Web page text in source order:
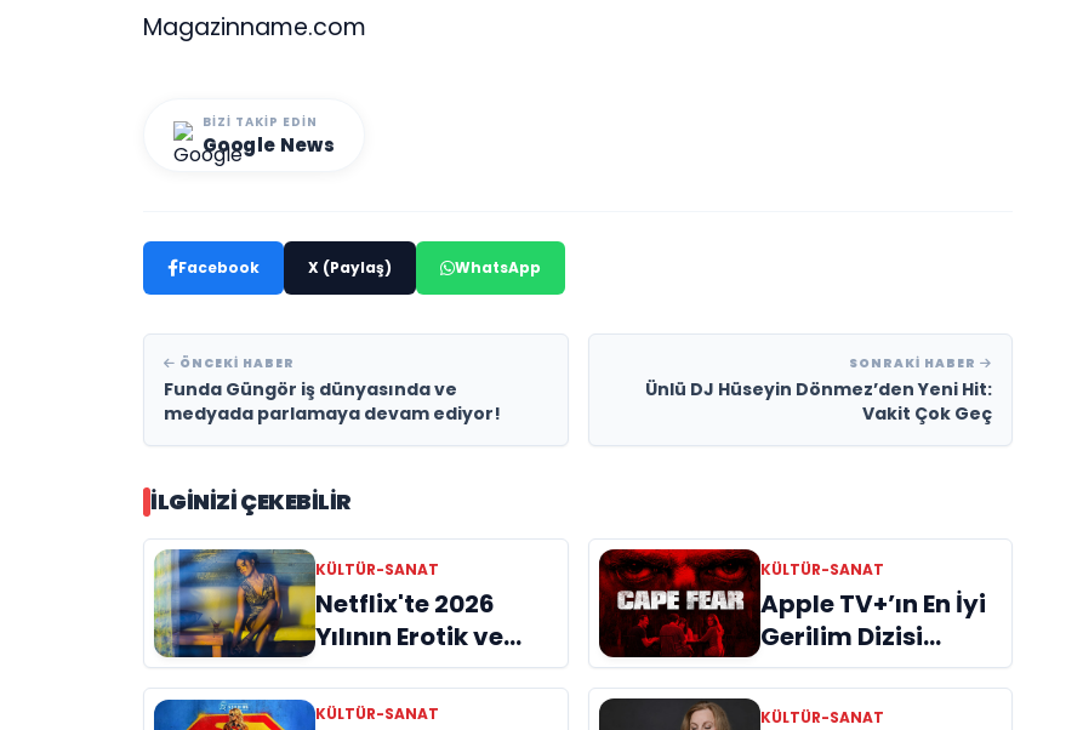
Magazinname.com
BIZI TAKIP EDIN
Google News
Facebook X (Paylaş) WhatsApp
ÖNCEKI HABER
Funda Güngör iş dünyasında ve
medyada parlamaya devam ediyor!
SONRAKI HABER
Ünlü DJ Hüseyin Dönmez’den Yeni Hit:
Vakit Çok Geç
İLGINIZI ÇEKEBILIR
KÜLTÜR-SANAT
Netflix'te 2026
Yılının Erotik ve
Tutku Dolu
Yapımları
KÜLTÜR-SANAT
Apple TV+’ın En İyi
Gerilim Dizisi
"Cape Fear"
İncelemes
KÜLTÜR-SANAT KÜLTÜR-SANAT